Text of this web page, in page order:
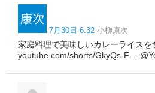
7月30日 6:32 小柳康次
家庭料理で美味しいカレーライスを
youtube.com/shorts/GkyQs-F…